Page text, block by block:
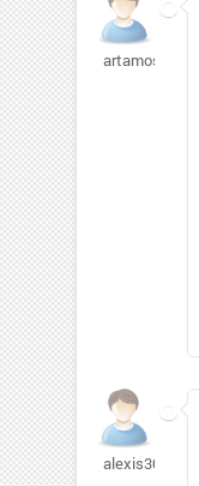
artamosha406
alexis30